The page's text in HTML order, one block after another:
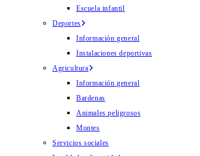
Escuela infantil
Deportes
Información general
Instalaciones deportivas
Agricultura
Información general
Bardenas
Animales peligrosos
Montes
Servicios sociales